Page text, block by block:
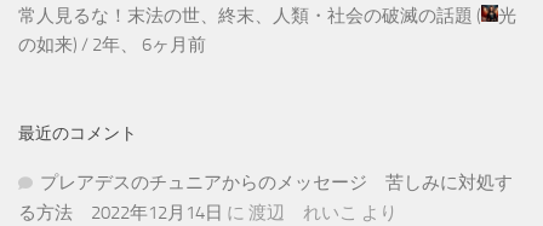
常人見るな！末法の世、終末、人類・社会の破滅の話題 (
光
の如来) / 2年、 6ヶ月前
最近のコメント
プレアデスのチュニアからのメッセージ 苦しみに対処す
る方法 2022年12月14日 に 渡辺 れいこ より